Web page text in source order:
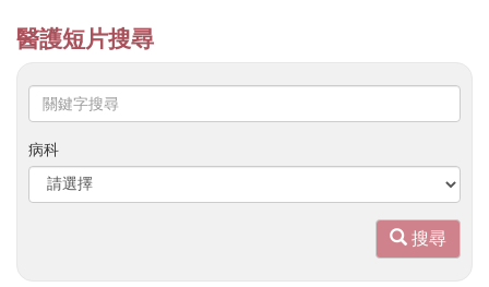
醫護短片搜尋
鍵
字
搜
病科
搜尋